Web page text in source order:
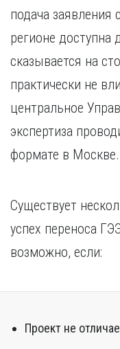
подача заявления
регионе доступна
сказывается на
практически не
центральное
экспертиза
формате в Москве.
Существует
успех переноса
возможно, если:
Проект не